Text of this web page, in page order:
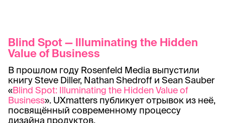
Blind Spot — Illuminating the Hidden
Value of Business
В прошлом году Rosenfeld Media выпустили
книгу Steve Diller, Nathan Shedroff и Sean Sauber
«Blind Spot: Illuminating the Hidden Value of
Business». UXmatters публикует отрывок из неё,
посвящённый современному процессу
дизайна продуктов.